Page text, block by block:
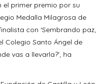
primer premio por su
Medalla Milagrosa de
con ‘Sembrando paz,
Colegio Santo Ángel de
vas a llevarla?’, ha